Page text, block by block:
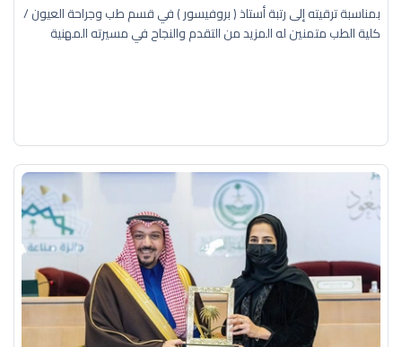
بمناسبة ترقيته إلى رتبة أستاذ ( بروفيسور ) في قسم طب وجراحة العيون /
كلية الطب متمنين له المزيد من التقدم والنجاح في مسيرته المهنية